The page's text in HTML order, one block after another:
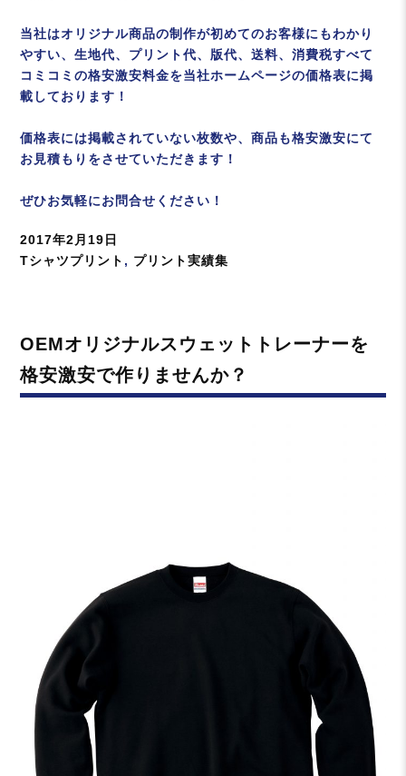
当社はオリジナル商品の制作が初めてのお客様にもわかり
やすい、生地代、プリント代、版代、送料、消費税すべて
コミコミの格安激安料金を当社ホームページの価格表に掲
載しております！
価格表には掲載されていない枚数や、商品も格安激安にて
お見積もりをさせていただきます！
ぜひお気軽にお問合せください！
投
稿
2017年2月19日
カ
ー
Tシャツプリント , プリント実績集
OEMオリジナルスウェットトレーナーを
格安激安で作りませんか？